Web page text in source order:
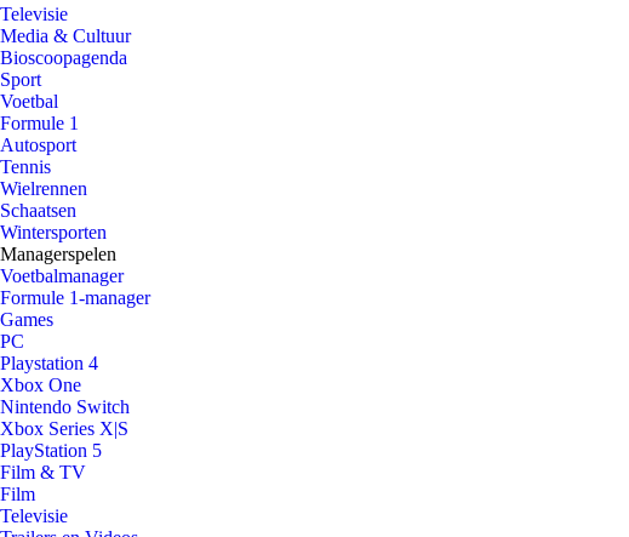
Televisie
Media & Cultuur
Bioscoopagenda
Sport
Voetbal
Formule 1
Autosport
Tennis
Wielrennen
Schaatsen
Wintersporten
Managerspelen
Voetbalmanager
Formule 1-manager
Games
PC
Playstation 4
Xbox One
Nintendo Switch
Xbox Series X|S
PlayStation 5
Film & TV
Film
Televisie